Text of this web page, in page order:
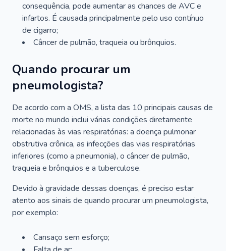
consequência, pode aumentar as chances de AVC e
infartos. É causada principalmente pelo uso contínuo
de cigarro;
Câncer de pulmão, traqueia ou brônquios.
Quando procurar um
pneumologista?
De acordo com a OMS, a lista das 10 principais causas de
morte no mundo inclui várias condições diretamente
relacionadas às vias respiratórias: a doença pulmonar
obstrutiva crônica, as infecções das vias respiratórias
inferiores (como a pneumonia), o câncer de pulmão,
traqueia e brônquios e a tuberculose.
Devido à gravidade dessas doenças, é preciso estar
atento aos sinais de quando procurar um pneumologista,
por exemplo:
Cansaço sem esforço;